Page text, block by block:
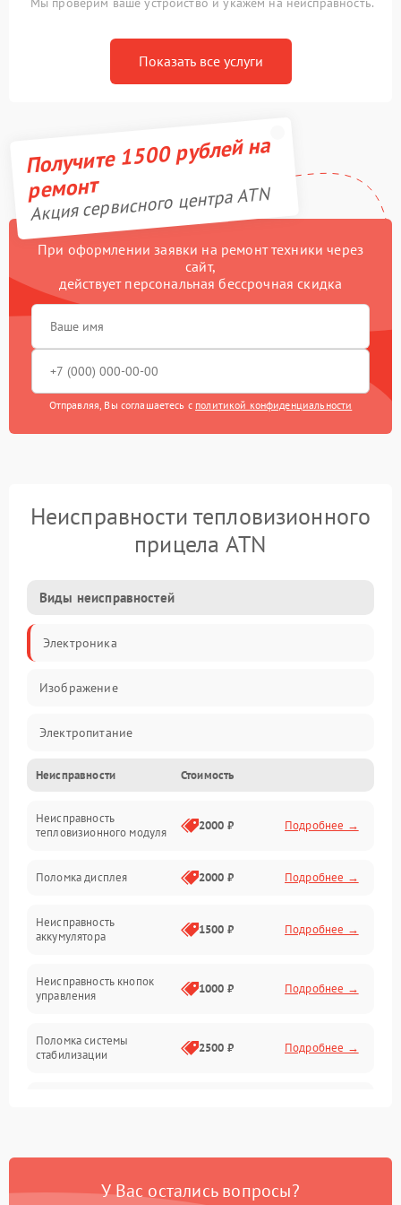
Показать все услуги
Получите 1500 рублей на
ремонт
Акция сервисного центра ATN
При оформлении заявки на ремонт техники через
сайт,
действует персональная бессрочная скидка
Отправляя, Вы соглашаетесь с политикой конфиденциальности
Неисправности тепловизионного
прицела ATN
Виды неисправностей
Электроника
Изображение
Электропитание
Измерения
Матрица
Неисправности Стоимость
Неисправность
тепловизионного модуля
2000 ₽ Подробнее →
Поломка дисплея 2000 ₽ Подробнее →
Неисправность
аккумулятора
1500 ₽ Подробнее →
Неисправность кнопок
управления
1000 ₽ Подробнее →
Поломка системы
стабилизации
2500 ₽ Подробнее →
Неисправность системы
У Вас остались вопросы?